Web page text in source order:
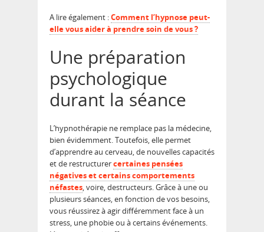
A lire également :Comment l’hypnose peut-
elle vous aider à prendre soin de vous ?
Une préparation
psychologique
durant la séance
L’hypnothérapie ne remplace pas la médecine,
bien évidemment. Toutefois, elle permet
d’apprendre au cerveau, de nouvelles capacités
et de restructurercertaines pensées
négatives et certains comportements
néfastes, voire, destructeurs. Grâce à une ou
plusieurs séances, en fonction de vos besoins,
vous réussirez à agir différemment face à un
stress, une phobie ou à certains événements.